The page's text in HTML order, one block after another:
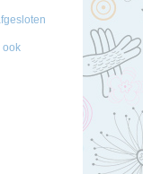
ook